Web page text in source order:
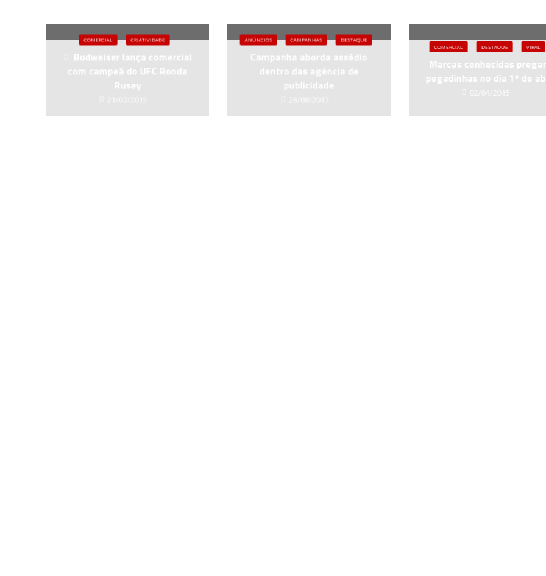
COMERCIAL CRIATIVIDADE
Budweiser lança comercial
com campeã do UFC Ronda
Rusey
ANÚNCIOS CAMPANHAS DESTAQUE
Campanha aborda assédio
dentro das agência de
publicidade
COMERCIAL DESTAQUE VIRAL
Marcas conhecidas
pegadinhas no dia 1º de
02/04/2015